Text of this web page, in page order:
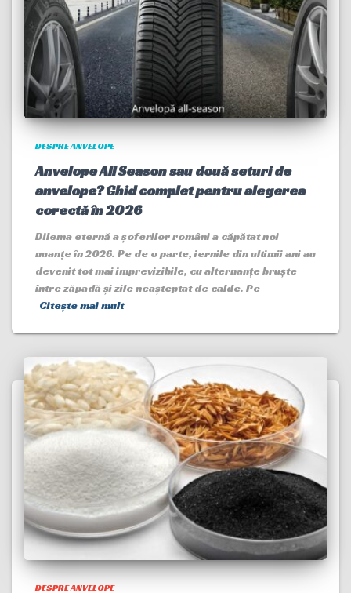
DESPRE ANVELOPE
Anvelope All Season sau două seturi de
anvelope? Ghid complet pentru alegerea
corectă în 2026
Dilema eternă a șoferilor români a căpătat noi
nuanțe în 2026. Pe de o parte, iernile din ultimii ani au
devenit tot mai imprevizibile, cu alternanțe bruște
între zăpadă și zile neașteptat de calde. Pe
Citește mai mult
DESPRE ANVELOPE